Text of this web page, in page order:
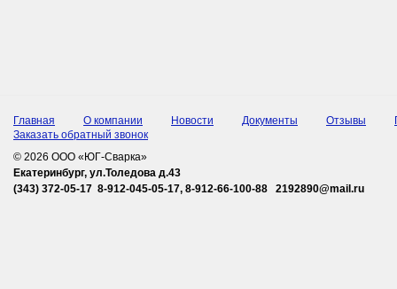
Главная О компании Новости Документы Отзывы
Заказать обратный звонок
© 2026 ООО «ЮГ-Сварка»
Екатеринбург, ул.Толедова д.43
(343) 372-05-17 8-912-045-05-17, 8-912-66-100-88 2192890@mail.ru